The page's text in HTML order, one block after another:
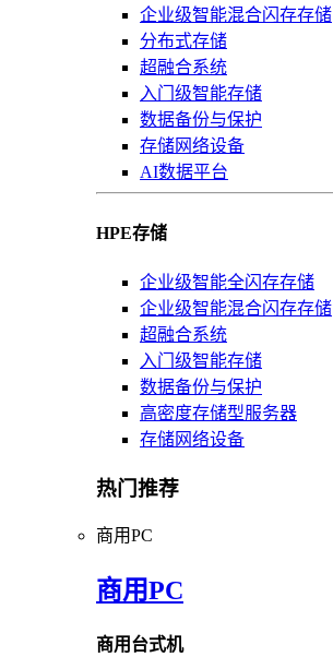
企业级智能混合闪存存储
分布式存储
超融合系统
入门级智能存储
数据备份与保护
存储网络设备
AI数据平台
HPE存储
企业级智能全闪存存储
企业级智能混合闪存存储
超融合系统
入门级智能存储
数据备份与保护
高密度存储型服务器
存储网络设备
热门推荐
商用PC
商用PC
商用台式机